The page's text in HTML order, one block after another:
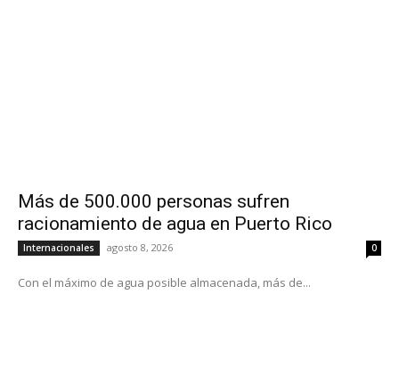
Más de 500.000 personas sufren
racionamiento de agua en Puerto Rico
Internacionales agosto 8, 2026 0
Con el máximo de agua posible almacenada, más de...